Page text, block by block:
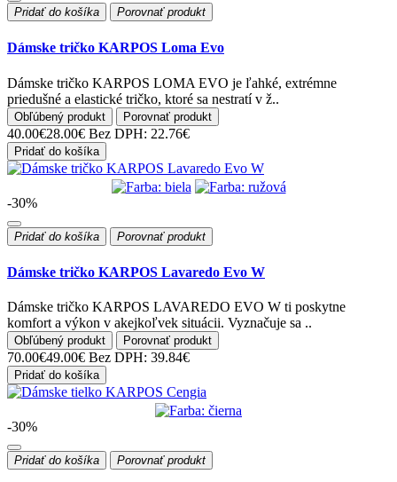
Pridať do košíka Porovnať produkt
Dámske tričko KARPOS Loma Evo
Dámske tričko KARPOS LOMA EVO je ľahké, extrémne
priedušné a elastické tričko, ktoré sa nestratí v ž..
Obľúbený produkt Porovnať produkt
40.00€28.00€ Bez DPH: 22.76€
Pridať do košíka
-30%
Pridať do košíka Porovnať produkt
Dámske tričko KARPOS Lavaredo Evo W
Dámske tričko KARPOS LAVAREDO EVO W ti poskytne
komfort a výkon v akejkoľvek situácii. Vyznačuje sa ..
Obľúbený produkt Porovnať produkt
70.00€49.00€ Bez DPH: 39.84€
Pridať do košíka
-30%
Pridať do košíka Porovnať produkt